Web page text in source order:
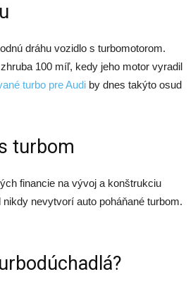
dráhu vozidlo s turbomotorom.
100 míľ, kedy jeho motor vyradil
turbo pre Audi by dnes takýto osud
turbom
financie na vývoj a konštrukciu
nevytvorí auto poháňané turbom.